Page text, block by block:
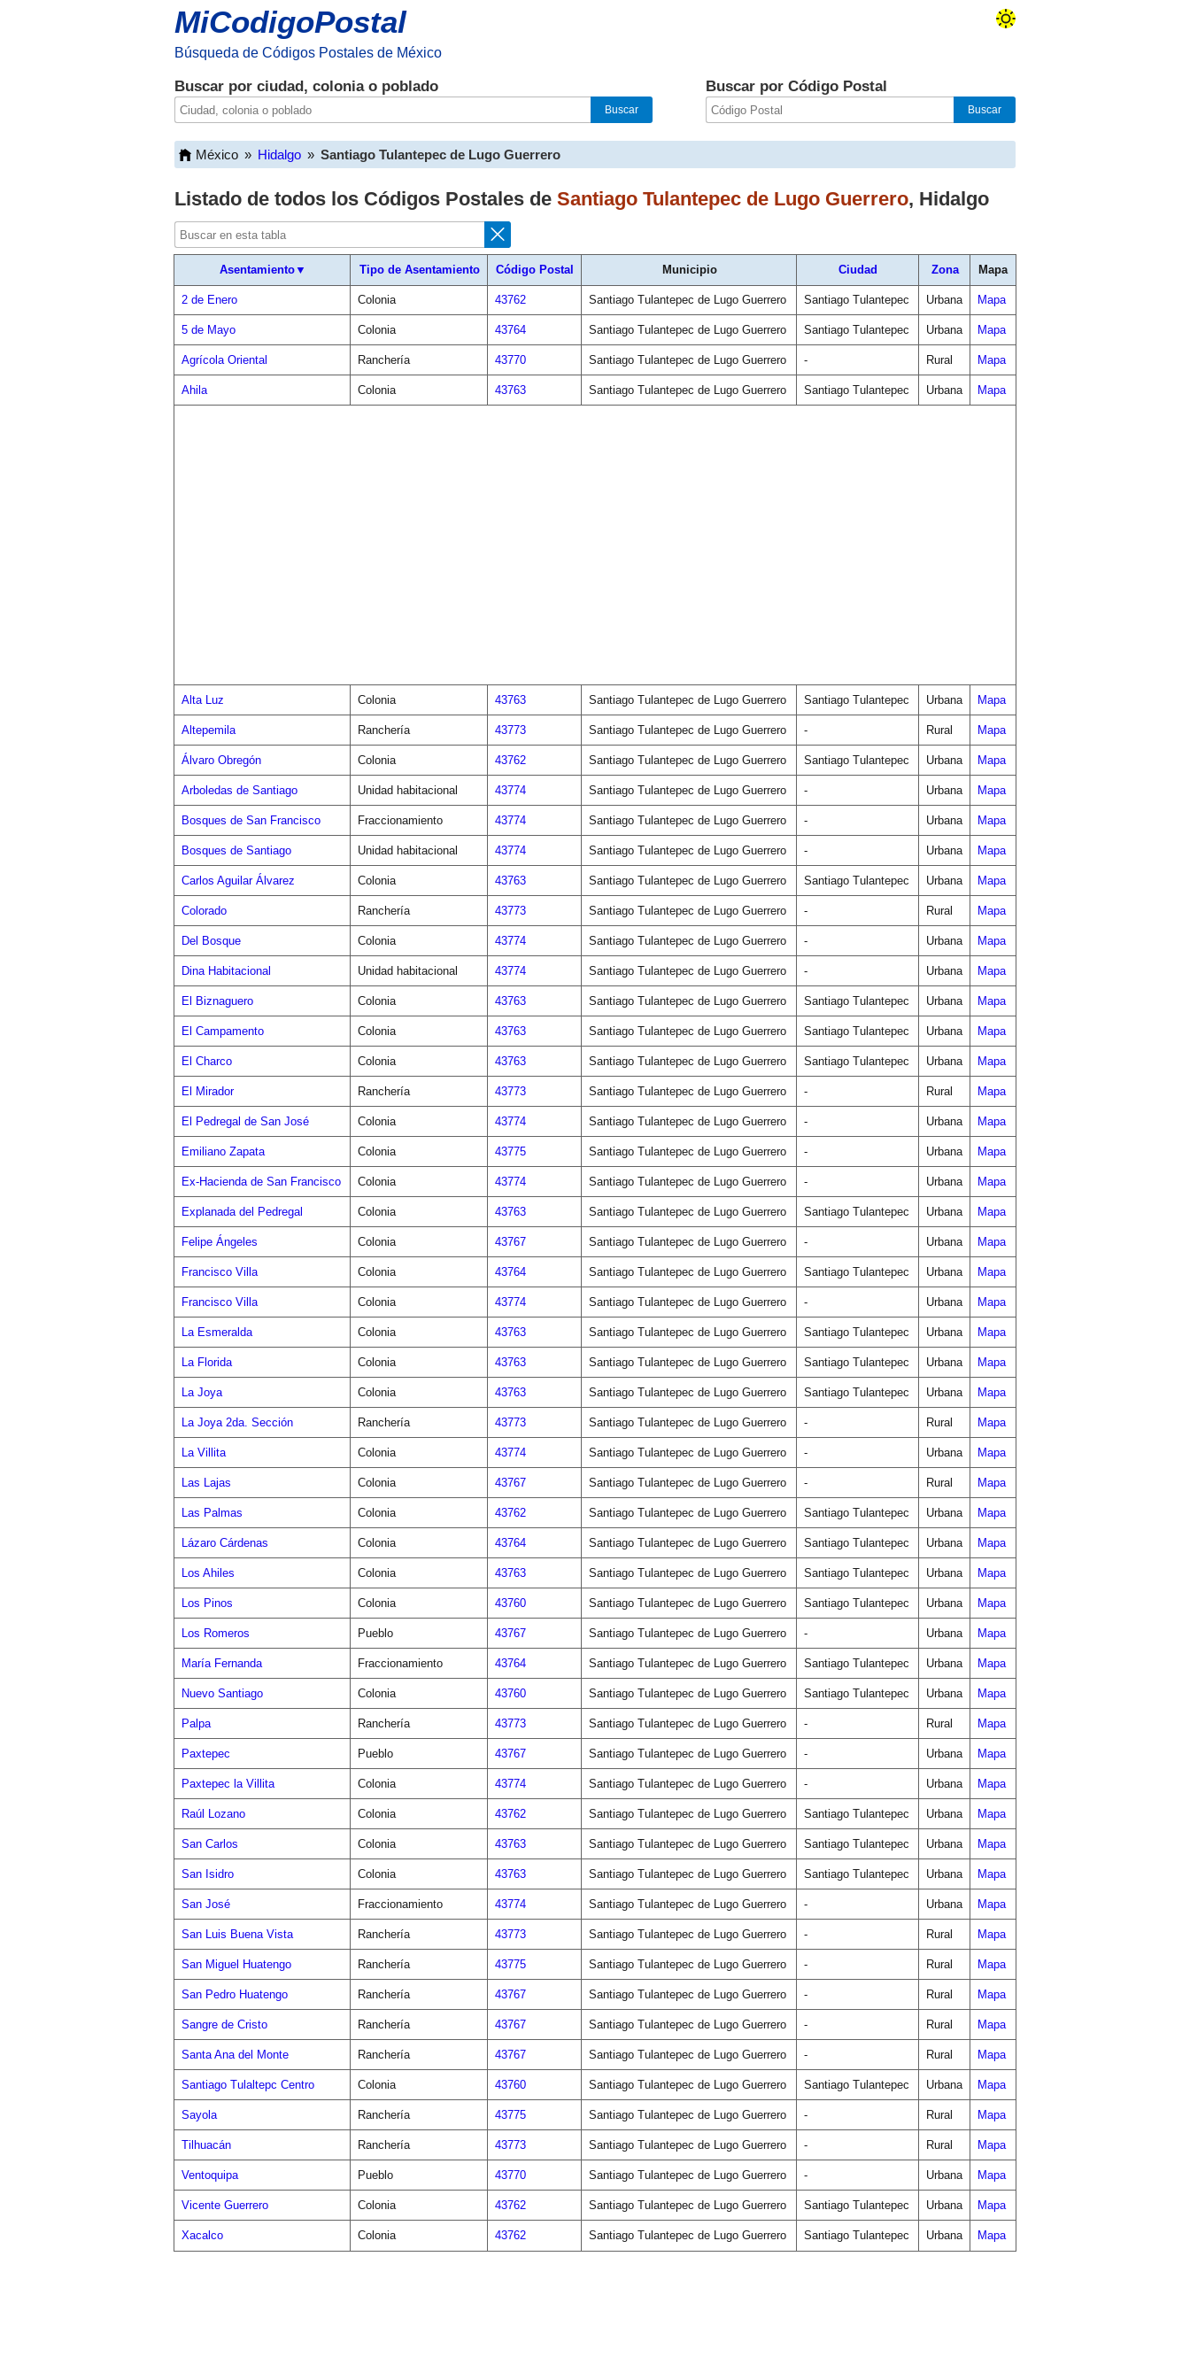
MiCodigoPostal
Búsqueda de Códigos Postales de México
Buscar por ciudad, colonia o poblado Buscar por Código Postal
México » Hidalgo » Santiago Tulantepec de Lugo Guerrero
Listado de todos los Códigos Postales de Santiago Tulantepec de Lugo Guerrero, Hidalgo
Asentamiento▼ Tipo de Asentamiento Código Postal Municipio Ciudad Zona Mapa
2 de Enero Colonia 43762 Santiago Tulantepec de Lugo Guerrero Santiago Tulantepec Urbana Mapa
5 de Mayo Colonia 43764 Santiago Tulantepec de Lugo Guerrero Santiago Tulantepec Urbana Mapa
Agrícola Oriental Ranchería 43770 Santiago Tulantepec de Lugo Guerrero - Rural Mapa
Ahila Colonia 43763 Santiago Tulantepec de Lugo Guerrero Santiago Tulantepec Urbana Mapa
Alta Luz Colonia 43763 Santiago Tulantepec de Lugo Guerrero Santiago Tulantepec Urbana Mapa
Altepemila Ranchería 43773 Santiago Tulantepec de Lugo Guerrero - Rural Mapa
Álvaro Obregón Colonia 43762 Santiago Tulantepec de Lugo Guerrero Santiago Tulantepec Urbana Mapa
Arboledas de Santiago Unidad habitacional 43774 Santiago Tulantepec de Lugo Guerrero - Urbana Mapa
Bosques de San Francisco Fraccionamiento 43774 Santiago Tulantepec de Lugo Guerrero - Urbana Mapa
Bosques de Santiago Unidad habitacional 43774 Santiago Tulantepec de Lugo Guerrero - Urbana Mapa
Carlos Aguilar Álvarez Colonia 43763 Santiago Tulantepec de Lugo Guerrero Santiago Tulantepec Urbana Mapa
Colorado Ranchería 43773 Santiago Tulantepec de Lugo Guerrero - Rural Mapa
Del Bosque Colonia 43774 Santiago Tulantepec de Lugo Guerrero - Urbana Mapa
Dina Habitacional Unidad habitacional 43774 Santiago Tulantepec de Lugo Guerrero - Urbana Mapa
El Biznaguero Colonia 43763 Santiago Tulantepec de Lugo Guerrero Santiago Tulantepec Urbana Mapa
El Campamento Colonia 43763 Santiago Tulantepec de Lugo Guerrero Santiago Tulantepec Urbana Mapa
El Charco Colonia 43763 Santiago Tulantepec de Lugo Guerrero Santiago Tulantepec Urbana Mapa
El Mirador Ranchería 43773 Santiago Tulantepec de Lugo Guerrero - Rural Mapa
El Pedregal de San José Colonia 43774 Santiago Tulantepec de Lugo Guerrero - Urbana Mapa
Emiliano Zapata Colonia 43775 Santiago Tulantepec de Lugo Guerrero - Urbana Mapa
Ex-Hacienda de San Francisco Colonia 43774 Santiago Tulantepec de Lugo Guerrero - Urbana Mapa
Explanada del Pedregal Colonia 43763 Santiago Tulantepec de Lugo Guerrero Santiago Tulantepec Urbana Mapa
Felipe Ángeles Colonia 43767 Santiago Tulantepec de Lugo Guerrero - Urbana Mapa
Francisco Villa Colonia 43764 Santiago Tulantepec de Lugo Guerrero Santiago Tulantepec Urbana Mapa
Francisco Villa Colonia 43774 Santiago Tulantepec de Lugo Guerrero - Urbana Mapa
La Esmeralda Colonia 43763 Santiago Tulantepec de Lugo Guerrero Santiago Tulantepec Urbana Mapa
La Florida Colonia 43763 Santiago Tulantepec de Lugo Guerrero Santiago Tulantepec Urbana Mapa
La Joya Colonia 43763 Santiago Tulantepec de Lugo Guerrero Santiago Tulantepec Urbana Mapa
La Joya 2da. Sección Ranchería 43773 Santiago Tulantepec de Lugo Guerrero - Rural Mapa
La Villita Colonia 43774 Santiago Tulantepec de Lugo Guerrero - Urbana Mapa
Las Lajas Colonia 43767 Santiago Tulantepec de Lugo Guerrero - Rural Mapa
Las Palmas Colonia 43762 Santiago Tulantepec de Lugo Guerrero Santiago Tulantepec Urbana Mapa
Lázaro Cárdenas Colonia 43764 Santiago Tulantepec de Lugo Guerrero Santiago Tulantepec Urbana Mapa
Los Ahiles Colonia 43763 Santiago Tulantepec de Lugo Guerrero Santiago Tulantepec Urbana Mapa
Los Pinos Colonia 43760 Santiago Tulantepec de Lugo Guerrero Santiago Tulantepec Urbana Mapa
Los Romeros Pueblo 43767 Santiago Tulantepec de Lugo Guerrero - Urbana Mapa
María Fernanda Fraccionamiento 43764 Santiago Tulantepec de Lugo Guerrero Santiago Tulantepec Urbana Mapa
Nuevo Santiago Colonia 43760 Santiago Tulantepec de Lugo Guerrero Santiago Tulantepec Urbana Mapa
Palpa Ranchería 43773 Santiago Tulantepec de Lugo Guerrero - Rural Mapa
Paxtepec Pueblo 43767 Santiago Tulantepec de Lugo Guerrero - Urbana Mapa
Paxtepec la Villita Colonia 43774 Santiago Tulantepec de Lugo Guerrero - Urbana Mapa
Raúl Lozano Colonia 43762 Santiago Tulantepec de Lugo Guerrero Santiago Tulantepec Urbana Mapa
San Carlos Colonia 43763 Santiago Tulantepec de Lugo Guerrero Santiago Tulantepec Urbana Mapa
San Isidro Colonia 43763 Santiago Tulantepec de Lugo Guerrero Santiago Tulantepec Urbana Mapa
San José Fraccionamiento 43774 Santiago Tulantepec de Lugo Guerrero - Urbana Mapa
San Luis Buena Vista Ranchería 43773 Santiago Tulantepec de Lugo Guerrero - Rural Mapa
San Miguel Huatengo Ranchería 43775 Santiago Tulantepec de Lugo Guerrero - Rural Mapa
San Pedro Huatengo Ranchería 43767 Santiago Tulantepec de Lugo Guerrero - Rural Mapa
Sangre de Cristo Ranchería 43767 Santiago Tulantepec de Lugo Guerrero - Rural Mapa
Santa Ana del Monte Ranchería 43767 Santiago Tulantepec de Lugo Guerrero - Rural Mapa
Santiago Tulaltepc Centro Colonia 43760 Santiago Tulantepec de Lugo Guerrero Santiago Tulantepec Urbana Mapa
Sayola Ranchería 43775 Santiago Tulantepec de Lugo Guerrero - Rural Mapa
Tilhuacán Ranchería 43773 Santiago Tulantepec de Lugo Guerrero - Rural Mapa
Ventoquipa Pueblo 43770 Santiago Tulantepec de Lugo Guerrero - Urbana Mapa
Vicente Guerrero Colonia 43762 Santiago Tulantepec de Lugo Guerrero Santiago Tulantepec Urbana Mapa
Xacalco Colonia 43762 Santiago Tulantepec de Lugo Guerrero Santiago Tulantepec Urbana Mapa